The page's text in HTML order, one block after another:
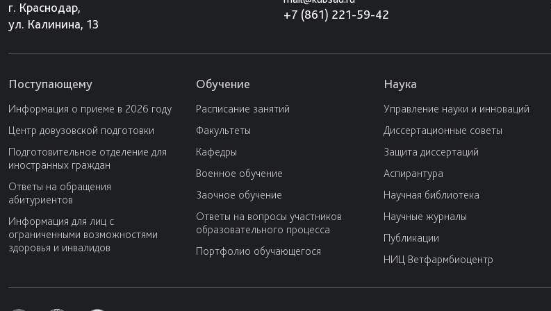
г. Краснодар,
ул. Калинина, 13
+7 (861) 221-59-42
Поступающему
Информация о приеме в 2026 году
Центр довузовской подготовки
Подготовительное отделение для
иностранных граждан
Ответы на обращения
абитуриентов
Информация для лиц с
ограниченными возможностями
здоровья и инвалидов
Обучение
Расписание занятий
Факультеты
Кафедры
Военное обучение
Заочное обучение
Ответы на вопросы участников
образовательного процесса
Портфолио обучающегося
Наука
Управление науки и инноваций
Диссертационные советы
Защита диссертаций
Аспирантура
Научная библиотека
Научные журналы
Публикации
НИЦ Ветфармбиоцентр